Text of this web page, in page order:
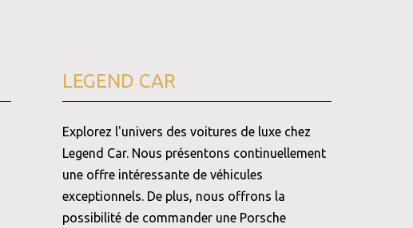
LEGEND CAR
Explorez l'univers des voitures de luxe chez
Legend Car. Nous présentons continuellement
une offre intéressante de véhicules
exceptionnels. De plus, nous offrons la
possibilité de commander une Porsche